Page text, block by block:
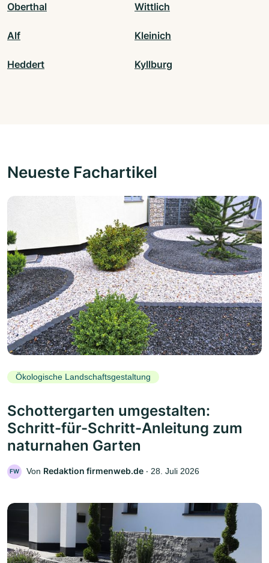
Oberthal Wittlich
Alf Kleinich
Heddert Kyllburg
Neueste Fachartikel
Ökologische Landschaftsgestaltung
Schottergarten umgestalten:
Schritt-für-Schritt-Anleitung zum
naturnahen Garten
FW Von Redaktion firmenweb.de ‧ 28. Juli 2026